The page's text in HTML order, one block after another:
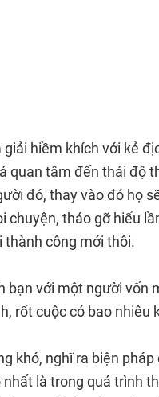
hiềm khích với kẻ
quan tâm đến thái độ
đó, thay vào đó họ
chuyện, tháo gỡ hiểu
thành công mới thôi.
bạn với một người vốn
rốt cuộc có bao nhiêu
khó, nghĩ ra biện pháp
nhất là trong quá trình